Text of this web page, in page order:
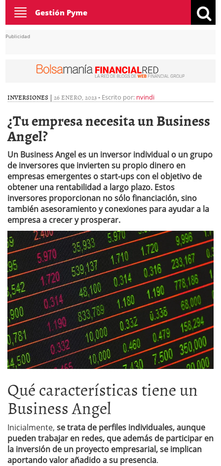
Toggle
navigation
Gestión Pyme
Publicidad
INVERSIONES | 26 ENERO, 2023- Escrito por: nvindi
¿Tu empresa necesita un Business
Angel?
Un Business Angel es un inversor individual o un grupo
de inversores que invierten su propio dinero en
empresas emergentes o start-ups con el objetivo de
obtener una rentabilidad a largo plazo. Estos
inversores proporcionan no sólo financiación, sino
también asesoramiento y conexiones para ayudar a la
empresa a crecer y prosperar.
Qué características tiene un
Business Angel
Inicialmente, se trata de perfiles individuales, aunque
pueden trabajar en redes, que además de participar en
la inversión de un proyecto empresarial, se implican
aportando valor añadido a su presencia.